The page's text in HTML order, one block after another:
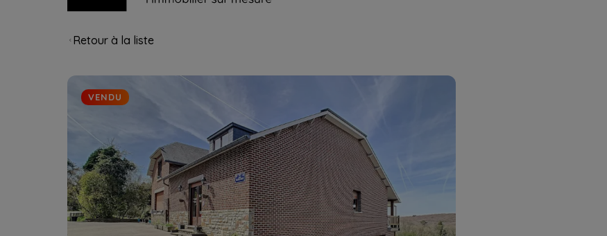
Retour à la liste
VENDU